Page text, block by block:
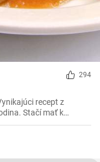
294
recept z
Stačí mať k
mäso na šťave je